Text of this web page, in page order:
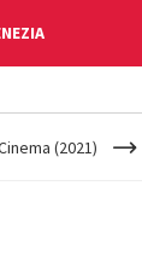
(2021)